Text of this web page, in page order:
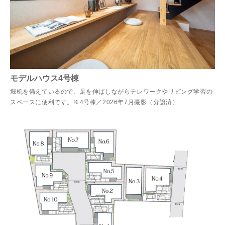
モデルハウス4号棟
堀机を備えているので、足を伸ばしながらテレワークやリビング学習の
スペースに便利です。※4号棟／2026年7月撮影（分譲済）